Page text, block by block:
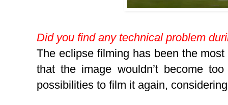
Did you find any technical problem
The eclipse filming has been the
that the image wouldn’t become
possibilities to film it again,